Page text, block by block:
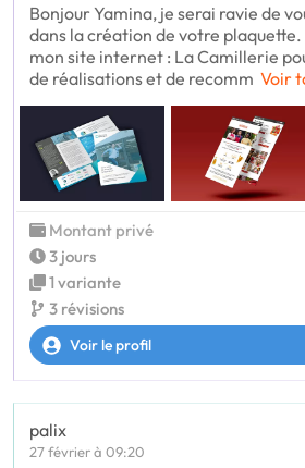
Bonjour Yamina, je serai ravie de
dans la création de votre plaquette.
mon site internet : La Camillerie
de réalisations et de recomm Voir
Montant privé
3 jours
1 variante
3 révisions
Voir le profil
palix
27 février à 09:20